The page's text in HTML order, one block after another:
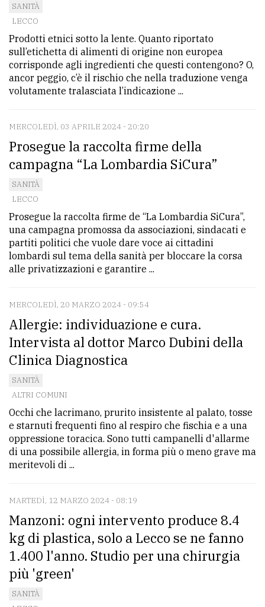
SANITÀ
LECCO
Prodotti etnici sotto la lente. Quanto riportato
sull’etichetta di alimenti di origine non europea
corrisponde agli ingredienti che questi contengono? O,
ancor peggio, c’è il rischio che nella traduzione venga
volutamente tralasciata l’indicazione ...
MERCOLEDÌ, 03 APRILE 2024 - 20:20
Prosegue la raccolta firme della
campagna “La Lombardia SiCura”
SANITÀ
LECCO
Prosegue la raccolta firme de “La Lombardia SiCura”,
una campagna promossa da associazioni, sindacati e
partiti politici che vuole dare voce ai cittadini
lombardi sul tema della sanità per bloccare la corsa
alle privatizzazioni e garantire ...
MERCOLEDÌ, 20 MARZO 2024 - 09:54
Allergie: individuazione e cura.
Intervista al dottor Marco Dubini della
Clinica Diagnostica
SANITÀ
ALTRI COMUNI
Occhi che lacrimano, prurito insistente al palato, tosse
e starnuti frequenti fino al respiro che fischia e a una
oppressione toracica. Sono tutti campanelli d'allarme
di una possibile allergia, in forma più o meno grave ma
meritevoli di ...
MARTEDÌ, 12 MARZO 2024 - 08:19
Manzoni: ogni intervento produce 8.4
kg di plastica, solo a Lecco se ne fanno
1.400 l'anno. Studio per una chirurgia
più 'green'
SANITÀ